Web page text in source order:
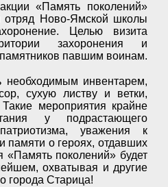
«Память поколений»
отряд Ново-Ямской школы
Целью визита
захоронения и
павшим воинам.
необходимым инвентарем,
сухую листву и ветки,
мероприятия крайне
у подрастающего
уважения к
памяти о героях, отдавших
«Память поколений» будет
охватывая и другие
города Старица!